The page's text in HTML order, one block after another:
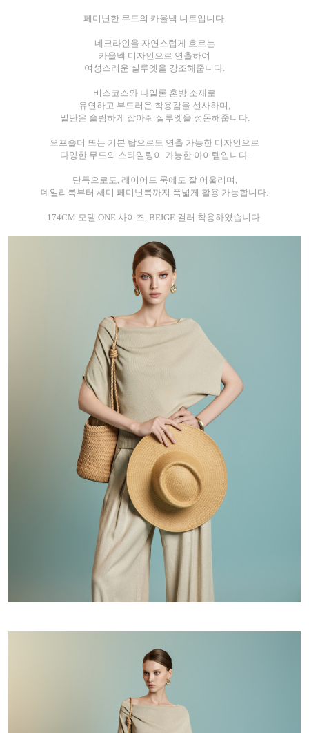
페미닌한 무드의 카울넥 니트입니다.
네크라인을 자연스럽게 흐르는
카울넥 디자인으로 연출하여
여성스러운 실루엣을 강조해줍니다.
비스코스와 나일론 혼방 소재로
유연하고 부드러운 착용감을 선사하며,
밑단은 슬림하게 잡아줘 실루엣을 정돈해줍니다.
오프숄더 또는 기본 탑으로도 연출 가능한 디자인으로
다양한 무드의 스타일링이 가능한 아이템입니다.
단독으로도, 레이어드 룩에도 잘 어울리며,
데일리룩부터 세미 페미닌룩까지 폭넓게 활용 가능합니다.
174CM 모델 ONE 사이즈, BEIGE 컬러 착용하였습니다.